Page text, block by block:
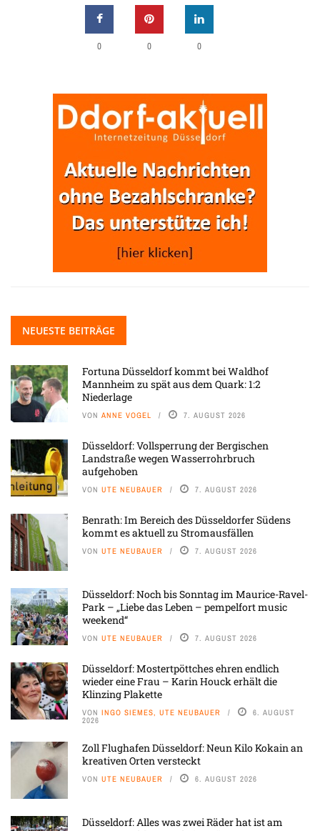
0 0 0
NEUESTE BEITRÄGE
Fortuna Düsseldorf kommt bei Waldhof
Mannheim zu spät aus dem Quark: 1:2
Niederlage
VON ANNE VOGEL 7. AUGUST 2026
Düsseldorf: Vollsperrung der Bergischen
Landstraße wegen Wasserrohrbruch
aufgehoben
VON UTE NEUBAUER 7. AUGUST 2026
Benrath: Im Bereich des Düsseldorfer Südens
kommt es aktuell zu Stromausfällen
VON UTE NEUBAUER 7. AUGUST 2026
Düsseldorf: Noch bis Sonntag im Maurice-Ravel-
Park – „Liebe das Leben – pempelfort music
weekend“
VON UTE NEUBAUER 7. AUGUST 2026
Düsseldorf: Mostertpöttches ehren endlich
wieder eine Frau – Karin Houck erhält die
Klinzing Plakette
VON INGO SIEMES, UTE NEUBAUER 6. AUGUST
2026
Zoll Flughafen Düsseldorf: Neun Kilo Kokain an
kreativen Orten versteckt
VON UTE NEUBAUER 6. AUGUST 2026
Düsseldorf: Alles was zwei Räder hat ist am